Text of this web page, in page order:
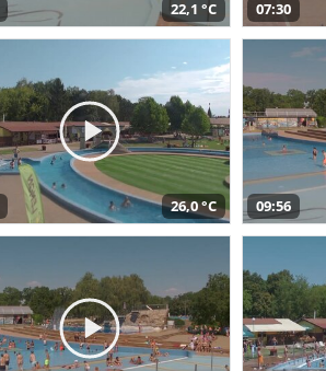
22,1 °C 07:30
26,0 °C 09:56